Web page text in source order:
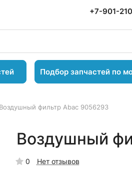
+7-901-
Подбор запчастей по
Воздушный фильтр Abac 9056293
Воздушный
0 Нет отзывов